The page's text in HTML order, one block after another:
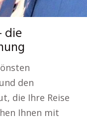
die
den
die Ihre Reise
Ihnen mit